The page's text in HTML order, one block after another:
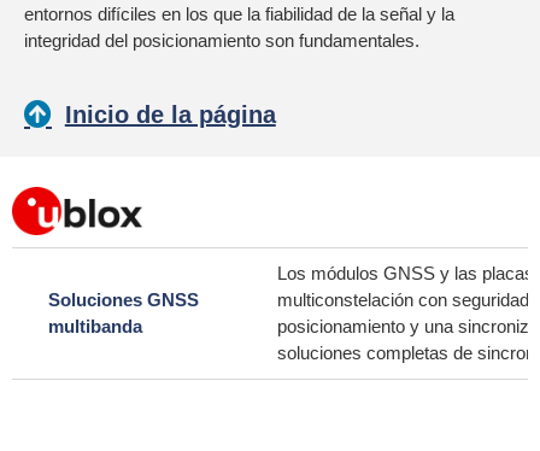
entornos difíciles en los que la fiabilidad de la señal y la
integridad del posicionamiento son fundamentales.
Inicio de la página
Soluciones GNSS
multibanda
Los módulos GNSS y las
multiconstelación con seguridad
posicionamiento y una
soluciones completas de